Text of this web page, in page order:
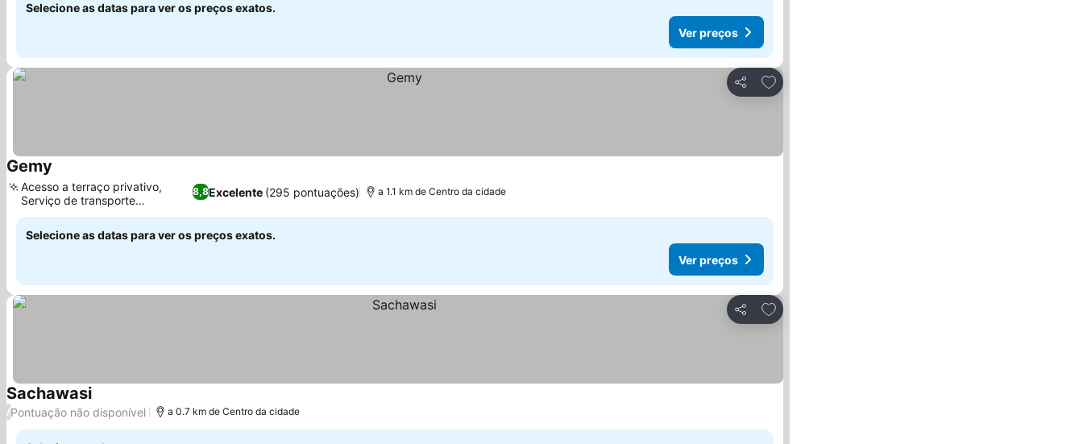
Selecione as datas para ver os preços exatos.
Ver preços
Partilhar
Adicionar aos favoritos
Gemy
8,8Excelente (295 pontuações)
Acesso a terraço privativo,
Serviço de transporte
conveniente
a 1.1 km de Centro da cidade
Selecione as datas para ver os preços exatos.
Ver preços
Partilhar
Adicionar aos favoritos
Sachawasi
/Pontuação não disponível a 0.7 km de Centro da cidade